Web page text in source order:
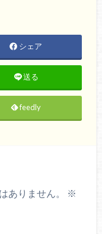
シェア
送る
feedly
ありません。
※